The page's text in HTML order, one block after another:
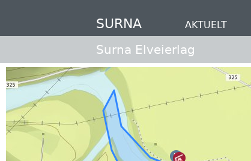
hovedinnhold
SURNA AKTUELT
Surna Elveierlag